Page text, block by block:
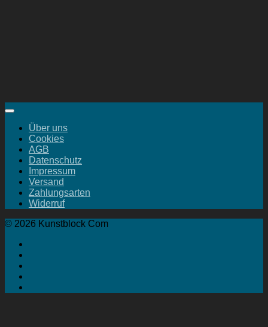
Über uns
Cookies
AGB
Datenschutz
Impressum
Versand
Zahlungsarten
Widerruf
© 2026 Kunstblock Com